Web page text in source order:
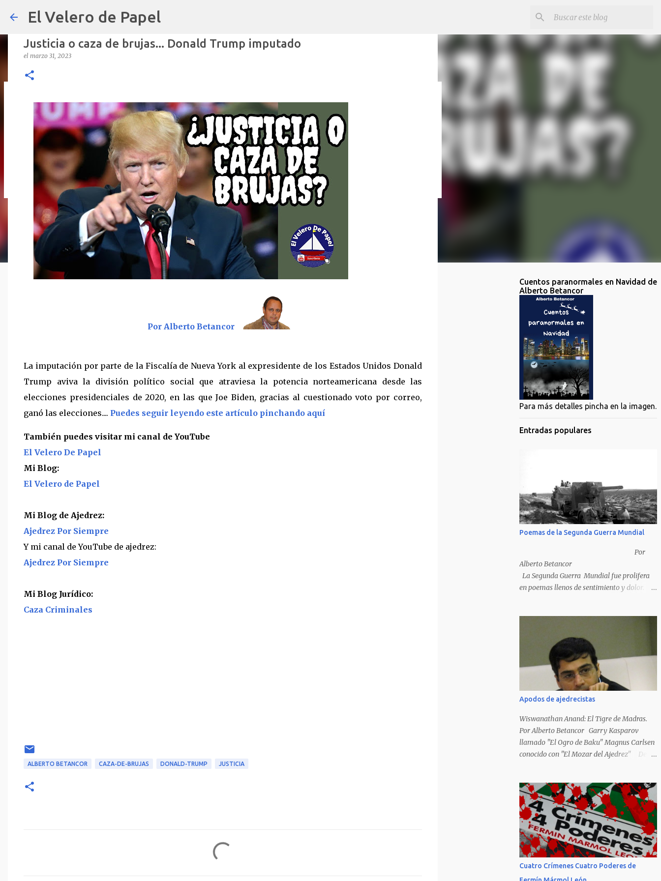
El Velero de Papel
POLÍTICAS PÚBLICAS y POBREZA POR ARTURO MOLINA
septiembre 22, 2024 ARTÍCULOS ARTURO-MOLINA OPINIÓN POLÍTICAS PÚBLICAS Y POBREZA
Justicia o caza de brujas... Donald Trump imputado
el marzo 31, 2023
Por Alberto Betancor
La imputación por parte de la Fiscalía de Nueva York al expresidente de los Estados Unidos Donald
Trump aviva la división político social que atraviesa la potencia norteamericana desde las
elecciones presidenciales de 2020, en las que Joe Biden, gracias al cuestionado voto por correo,
ganó las elecciones.... Puedes seguir leyendo este artículo pinchando aquí
También puedes visitar mi canal de YouTube
El Velero De Papel
Mi Blog:
El Velero de Papel
Mi Blog de Ajedrez:
Ajedrez Por Siempre
Y mi canal de YouTube de ajedrez:
Ajedrez Por Siempre
Mi Blog Jurídico:
Caza Criminales
ALBERTO BETANCOR CAZA-DE-BRUJAS DONALD-TRUMP JUSTICIA
Cuentos paranormales en Navidad de
Alberto Betancor
Para más detalles pincha en la imagen.
Entradas populares
Poemas de la Segunda Guerra Mundial
Por
Alberto Betancor
La Segunda Guerra Mundial fue prolifera
en poemas llenos de sentimiento y dolor.
en muchos casos destruidos por las llamas
del fuego como sucedió con los generales y
poetas japoneses Masaharu Homma y
Hideky Tojo. Mejor suerte no corrieron los
poetas alemanes, italianos o los franceses
que acariciaron la causa nacional socialista,
sus nombres con sus escritos de...
Apodos de ajedrecistas
Wiswanathan Anand: El Tigre de Madras.
Por Alberto Betancor Garry Kasparov
llamado "El Ogro de Baku" Magnus Carlsen
conocido con "El Mozar del Ajedrez" Desde
colocar apodos, motes, alias,sobrenombres,
seudónimos, apelativos y remoquetes. El
juego ciencia no escapa de esto y hemos
tenido una serie de apodos para las estrellas
del ajedrez, en algunos casos muy
originales. Aquí les dejo una breve lista con
algunos de los nombres de los más
Cuatro Crímenes Cuatro Poderes de